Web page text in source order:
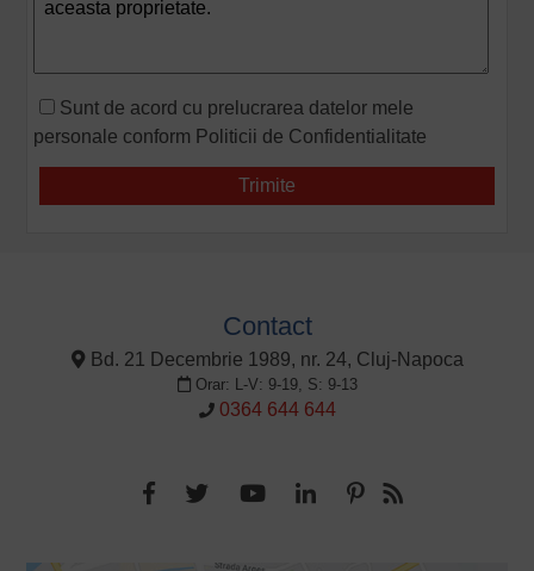
Sunt de acord cu prelucrarea datelor mele
personale conform Politicii de Confidentialitate
Contact
Bd. 21 Decembrie 1989, nr. 24, Cluj-Napoca
Orar: L-V: 9-19, S: 9-13
0364 644 644